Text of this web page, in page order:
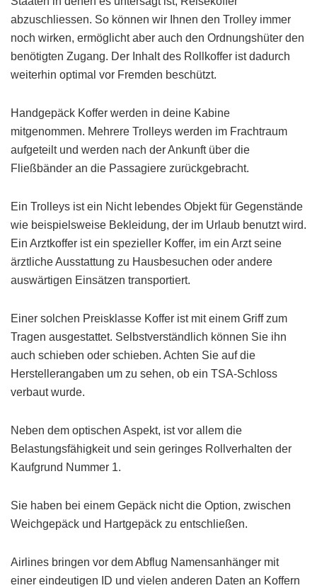
abzuschliessen. So können wir Ihnen den Trolley immer
noch wirken, ermöglicht aber auch den Ordnungshüter den
benötigten Zugang. Der Inhalt des Rollkoffer ist dadurch
weiterhin optimal vor Fremden beschützt.
Handgepäck Koffer werden in deine Kabine
mitgenommen. Mehrere Trolleys werden im Frachtraum
aufgeteilt und werden nach der Ankunft über die
Fließbänder an die Passagiere zurückgebracht.
Ein Trolleys ist ein Nicht lebendes Objekt für Gegenstände
wie beispielsweise Bekleidung, der im Urlaub benutzt wird.
Ein Arztkoffer ist ein spezieller Koffer, im ein Arzt seine
ärztliche Ausstattung zu Hausbesuchen oder andere
auswärtigen Einsätzen transportiert.
Einer solchen Preisklasse Koffer ist mit einem Griff zum
Tragen ausgestattet. Selbstverständlich können Sie ihn
auch schieben oder schieben. Achten Sie auf die
Herstellerangaben um zu sehen, ob ein TSA-Schloss
verbaut wurde.
Neben dem optischen Aspekt, ist vor allem die
Belastungsfähigkeit und sein geringes Rollverhalten der
Kaufgrund Nummer 1.
Sie haben bei einem Gepäck nicht die Option, zwischen
Weichgepäck und Hartgepäck zu entschließen.
Airlines bringen vor dem Abflug Namensanhänger mit
einer eindeutigen ID und vielen anderen Daten an Koffern